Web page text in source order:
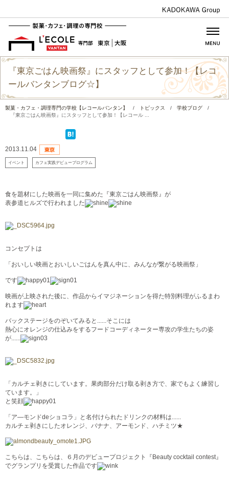
『東京ごはん映画祭』にスタッフとして参加！【レコ
ールバンタンブログ☆】
製菓・カフェ・調理専門の学校【レコールバンタン】 / トピックス / 学校ブログ
/
『東京ごはん映画祭』にスタッフとして参加！【レコール ...
2013.11.04
イベント カフェ実践デビュープログラム
食を題材にした映画を一同に集めた『東京ごはん映画祭』が
表参道ヒルズで行われました
コンセプトは
「おいしい映画とおいしいごはんを真ん中に、みんなが繋がる映画祭」
です
映画が上映された後に、作品からイマジネーションを得た特別料理がふるまわ
れます
バックステージをのぞいてみると......そこには
熱心にオレンジの仕込みをするフードコーディネーター専攻の学生たちの姿
が......
「カルチェ剥きにしています。果肉部分だけ取る剥き方で、家でもよく練習し
ています。」
と笑顔
「ア―モンドdeショコラ」と名付けられたドリンクの材料は......
カルチェ剥きにしたオレンジ、バナナ、アーモンド、ハチミツ★
こちらは、こちらは、６月のデビュープロジェクト『Beauty cocktail contest』
でグランプリを受賞した作品です